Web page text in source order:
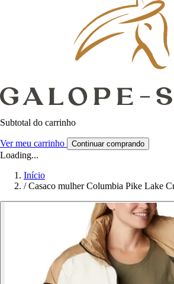
Subtotal do carrinho
Ver meu carrinho Continuar comprando
Loading...
Início
/ Casaco mulher Columbia Pike Lake